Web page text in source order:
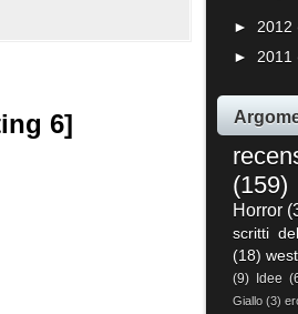
6]
► 2012
► 2011
(159)
Horror
scritti
(18)
(9) Idee
Giallo (3)